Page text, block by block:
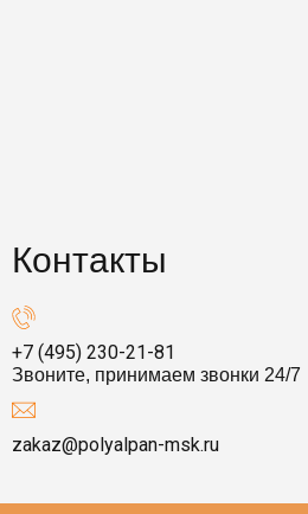
Контакты
+7 (495) 230-21-81
Звоните, принимаем звонки 24/7
zakaz@polyalpan-msk.ru